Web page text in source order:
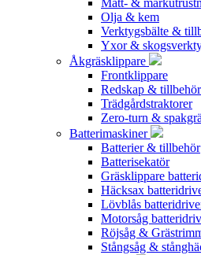
Mått- &
Olja & kem
Verktygsbälte &
Yxor &
Åkgräsklippare
Frontklippare
Redskap &
Trädgårdstraktorer
Zero-turn &
Batterimaskiner
Batterier & tillbehör
Batterisekatör
Gräsklippare
Häcksax
Lövblås
Motorsåg
Röjsåg &
Stångsåg &